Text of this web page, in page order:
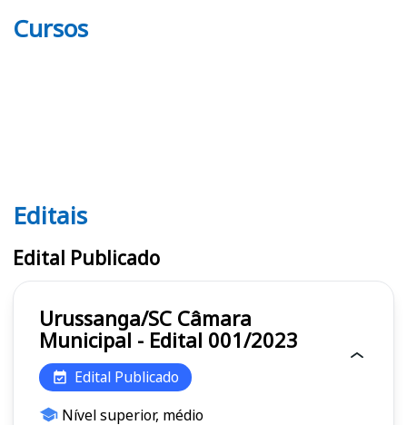
Cursos
Editais
Editais
Edital Publicado
Urussanga/SC Câmara
Municipal - Edital 001/2023
Edital Publicado
Nível superior, médio